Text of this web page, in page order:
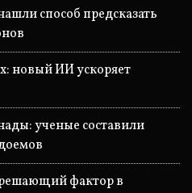
способ предсказать
новый ИИ ускоряет
ученые составили
фактор в